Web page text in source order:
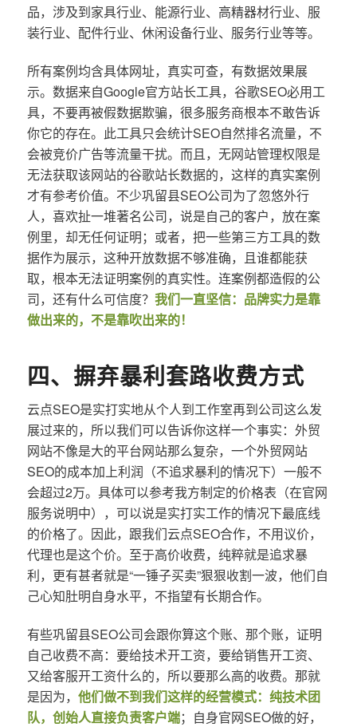
品，涉及到家具行业、能源行业、高精器材行业、服
装行业、配件行业、休闲设备行业、服务行业等等。
所有案例均含具体网址，真实可查，有数据效果展
示。数据来自Google官方站长工具，谷歌SEO必用工
具，不要再被假数据欺骗，很多服务商根本不敢告诉
你它的存在。此工具只会统计SEO自然排名流量，不
会被竞价广告等流量干扰。而且，无网站管理权限是
无法获取该网站的谷歌站长数据的，这样的真实案例
才有参考价值。不少巩留县SEO公司为了忽悠外行
人，喜欢扯一堆著名公司，说是自己的客户，放在案
例里，却无任何证明；或者，把一些第三方工具的数
据作为展示，这种开放数据不够准确，且谁都能获
取，根本无法证明案例的真实性。连案例都造假的公
司，还有什么可信度？ 我们一直坚信：品牌实力是靠
做出来的，不是靠吹出来的！
四、摒弃暴利套路收费方式
云点SEO是实打实地从个人到工作室再到公司这么发
展过来的，所以我们可以告诉你这样一个事实：外贸
网站不像是大的平台网站那么复杂，一个外贸网站
SEO的成本加上利润（不追求暴利的情况下）一般不
会超过2万。具体可以参考我方制定的价格表（在官网
服务说明中），可以说是实打实工作的情况下最底线
的价格了。因此，跟我们云点SEO合作，不用议价，
代理也是这个价。至于高价收费，纯粹就是追求暴
利，更有甚者就是“一锤子买卖”狠狠收割一波，他们自
己心知肚明自身水平，不指望有长期合作。
有些巩留县SEO公司会跟你算这个账、那个账，证明
自己收费不高：要给技术开工资，要给销售开工资、
又给客服开工资什么的，所以要那么高的收费。那就
是因为， 他们做不到我们这样的经营模式：纯技术团
队，创始人直接负责客户端；自身官网SEO做的好，